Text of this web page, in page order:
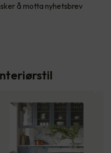
å motta nyhetsbrev